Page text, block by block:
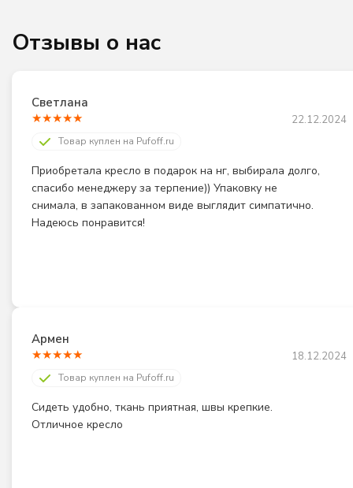
Отзывы о нас
Светлана
22.12.2024
★★★★★
Товар куплен на Pufoff.ru
Приобретала кресло в подарок на нг, выбирала долго,
спасибо менеджеру за терпение)) Упаковку не
снимала, в запакованном виде выглядит симпатично.
Надеюсь понравится!
Армен
18.12.2024
★★★★★
Товар куплен на Pufoff.ru
Сидеть удобно, ткань приятная, швы крепкие.
Отличное кресло